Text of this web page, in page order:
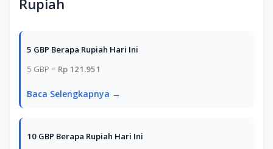
Rupiah
5 GBP Berapa Rupiah Hari Ini
5 GBP = Rp 121.951
Baca Selengkapnya →
10 GBP Berapa Rupiah Hari Ini